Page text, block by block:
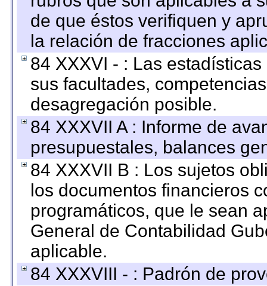
de que éstos verifiquen y
la relación de fracciones
84 XXXVI - : Las
sus facultades,
desagregación posible.
84 XXXVII A : Informe de
presupuestales, balances
84 XXXVII B : Los sujetos
los documentos financieros
programáticos, que le sean
General de Contabilidad
aplicable.
84 XXXVIII - : Padrón de